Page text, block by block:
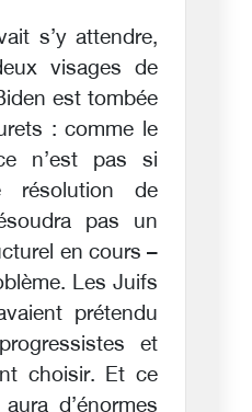
s’y attendre,
visages de
est tombée
: comme le
n’est pas si
résolution de
pas un
en cours –
Les Juifs
prétendu
et
choisir. Et ce
d’énormes